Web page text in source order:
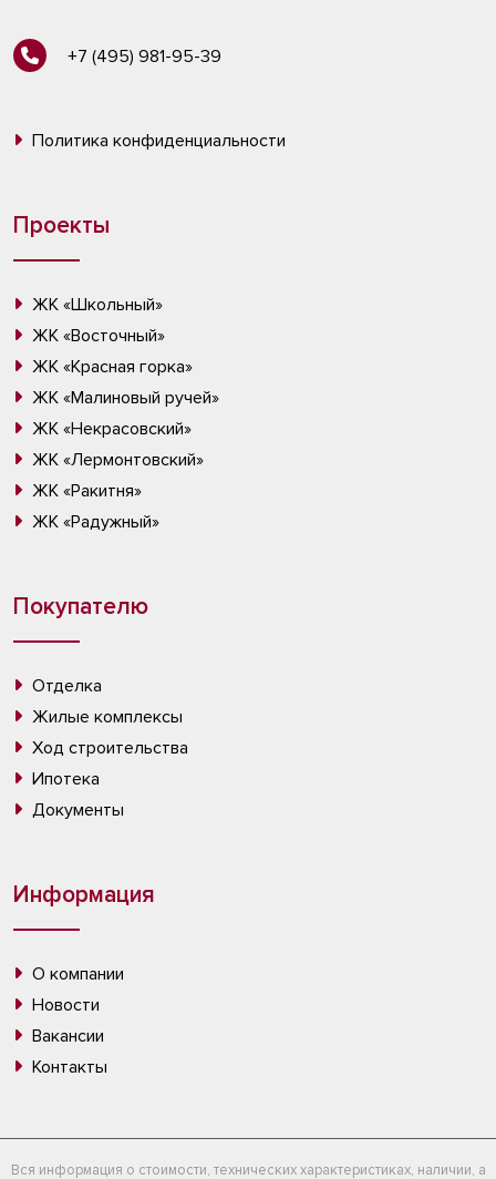
+7 (495) 981-95-39
Политика конфиденциальности
Проекты
ЖК «Школьный»
ЖК «Восточный»
ЖК «Красная горка»
ЖК «Малиновый ручей»
ЖК «Некрасовский»
ЖК «Лермонтовский»
ЖК «Ракитня»
ЖК «Радужный»
Покупателю
Отделка
Жилые комплексы
Ход строительства
Ипотека
Документы
Информация
О компании
Новости
Вакансии
Контакты
Вся информация о стоимости, технических характеристиках, наличии, а